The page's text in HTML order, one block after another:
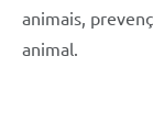
animais,
animal.